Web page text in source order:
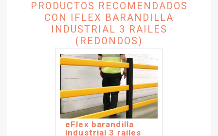
PRODUCTOS RECOMENDADOS
CON IFLEX BARANDILLA
INDUSTRIAL 3 RAILES
(REDONDOS)
eFlex barandilla
industrial 3 railes